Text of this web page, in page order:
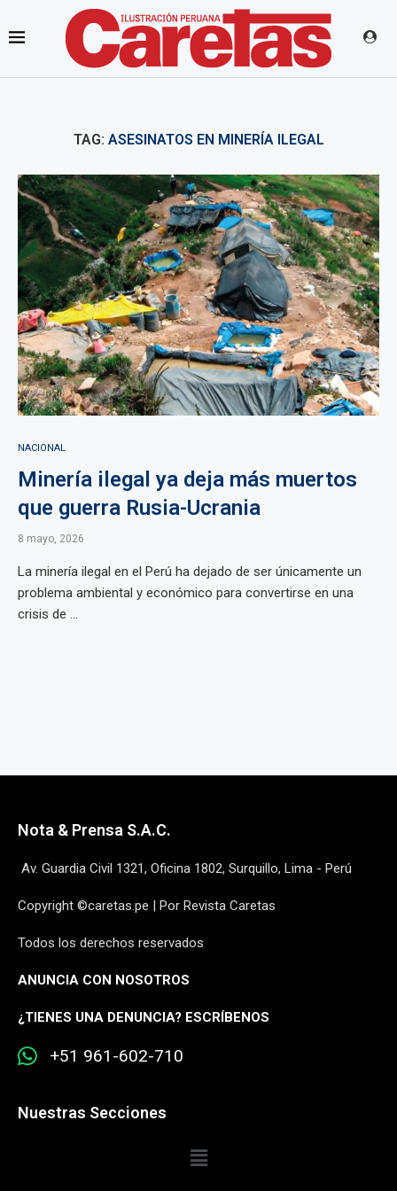
TAG: ASESINATOS EN MINERÍA ILEGAL
NACIONAL
Minería ilegal ya deja más muertos
que guerra Rusia-Ucrania
8 mayo, 2026
La minería ilegal en el Perú ha dejado de ser únicamente un
problema ambiental y económico para convertirse en una
crisis de ...
Nota & Prensa S.A.C.
Av. Guardia Civil 1321, Oficina 1802, Surquillo, Lima - Perú
Copyright ©caretas.pe | Por Revista Caretas
Todos los derechos reservados
ANUNCIA CON NOSOTROS
¿TIENES UNA DENUNCIA? ESCRÍBENOS
+51 961-602-710
Nuestras Secciones